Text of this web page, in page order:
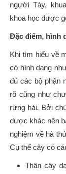
người Tày,
khoa học được
Đặc điểm, hình
Khi tìm hiểu về
có hình dạng
đủ các bộ phận
rõ cũng như
rừng hái. Bởi
dược khác nên
nghiệm về hà
Cụ thể cây có
Thân cây